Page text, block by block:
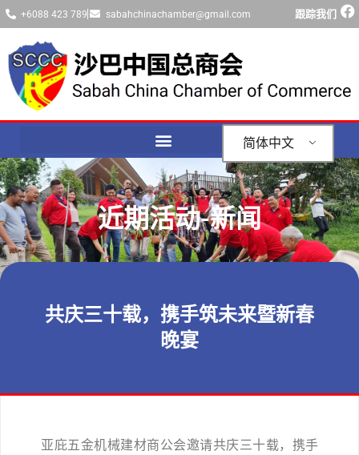
+6088 423 789 sabahchinachamber@gmail.com 跟踪我们
简体中文
近期活动-新闻
共庆三十载，携手筑未来暨新春
晚宴
亚庇五金机械建材商公会邀请共庆三十载，携手